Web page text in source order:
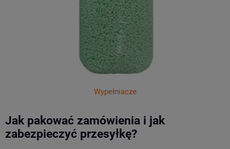
Wypełniacze
Jak pakować zamówienia i jak
zabezpieczyć przesyłkę?